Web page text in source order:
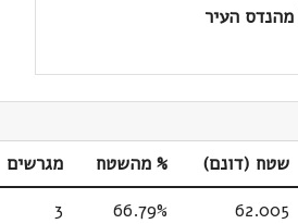
העיר
שטח (דונם) % מהשטח מגרשים
62.005
66.79%
3